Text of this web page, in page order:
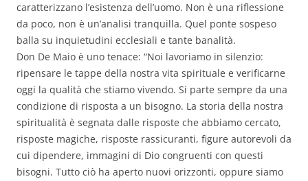
caratterizzano l’esistenza dell’uomo. Non è una riflessione
da poco, non è un’analisi tranquilla. Quel ponte sospeso
balla su inquietudini ecclesiali e tante banalità.
Don De Maio è uno tenace: “Noi lavoriamo in silenzio:
ripensare le tappe della nostra vita spirituale e verificarne
oggi la qualità che stiamo vivendo. Si parte sempre da una
condizione di risposta a un bisogno. La storia della nostra
spiritualità è segnata dalle risposte che abbiamo cercato,
risposte magiche, risposte rassicuranti, figure autorevoli da
cui dipendere, immagini di Dio congruenti con questi
bisogni. Tutto ciò ha aperto nuovi orizzonti, oppure siamo